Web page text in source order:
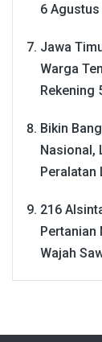
6
Jawa
Warga
Rekening
Bikin
Nasional,
Peralatan
216
Pertanian
Wajah